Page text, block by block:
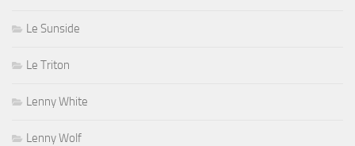
Le Sunside
Le Triton
Lenny White
Lenny Wolf